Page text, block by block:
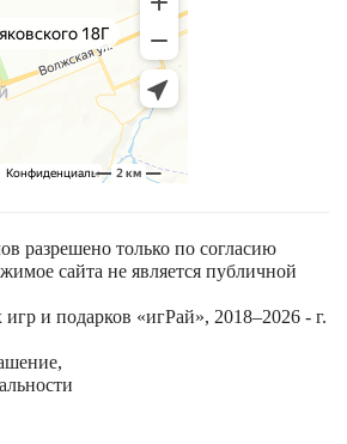
разрешено только по согласию
сайта не является публичной
и подарков «игРай», 2018–2026 - г.
,